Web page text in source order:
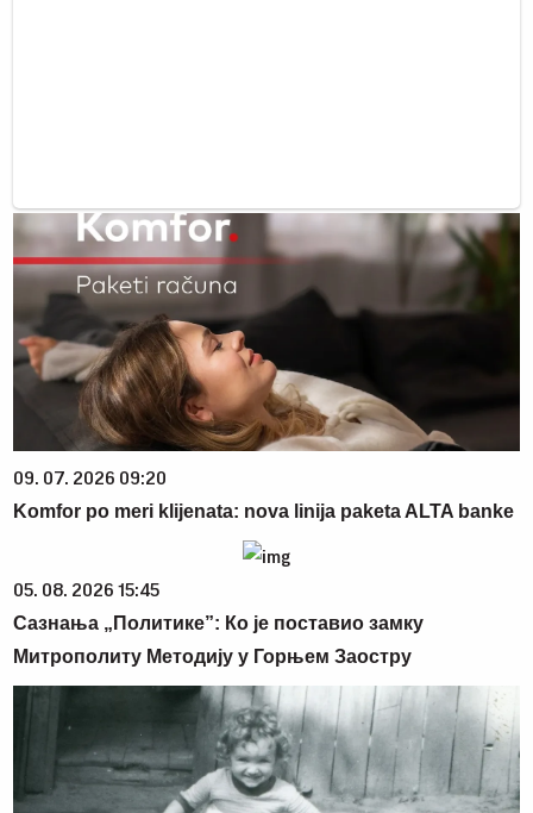
09. 07. 2026 09:20
Komfor po meri klijenata: nova linija paketa ALTA banke
05. 08. 2026 15:45
Сазнања „Политике”: Ко је поставио замку
Митрополиту Методију у Горњем Заостру